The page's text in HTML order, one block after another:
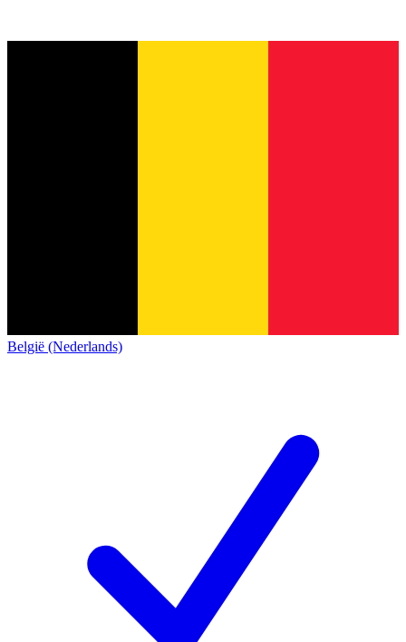
België (Nederlands)